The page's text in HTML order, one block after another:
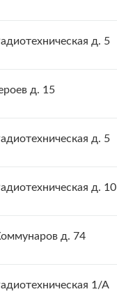
д. 5
д. 15
д. 5
д. 10
д. 74
1/А